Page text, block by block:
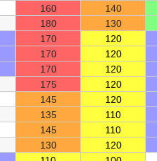
160
140
180
130
170
120
170
120
170
120
175
120
145
120
135
110
145
110
130
120